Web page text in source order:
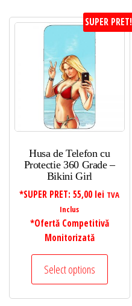
SUPER PRET!
Husa de Telefon cu
Protectie 360 Grade –
Bikini Girl
*SUPER PRET:55,00 lei TVA
Inclus
*Ofertă Competitivă
Monitorizată
Select options